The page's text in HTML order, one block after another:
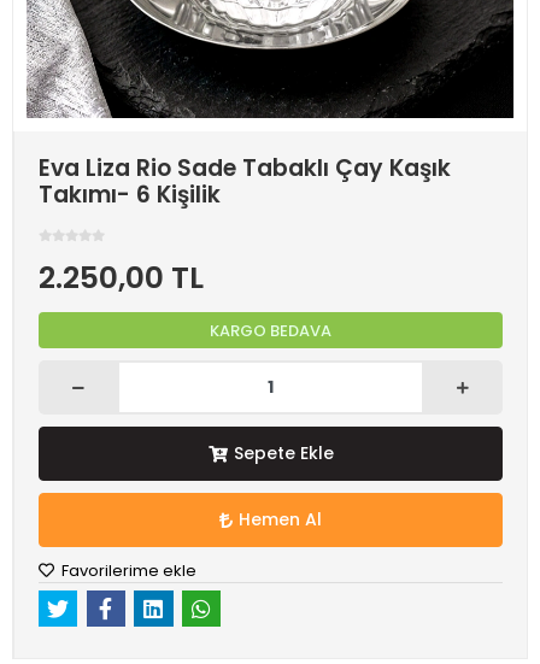
Eva Liza Rio Sade Tabaklı Çay Kaşık
Takımı- 6 Kişilik
2.250,00 TL
KARGO BEDAVA
Sepete Ekle
Hemen Al
Favorilerime ekle